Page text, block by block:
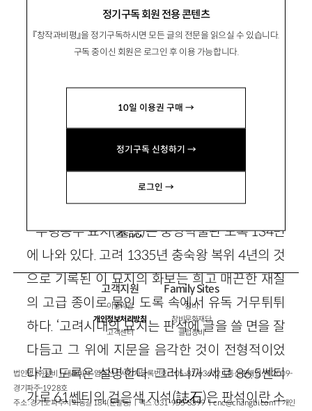
정기구독 회원 전용 콘텐츠
『창작과비평』을 정기구독하시면 모든 글의 전문을 읽으실 수 있습니다.
구독 중이신 회원은 로그인 후 이용 가능합니다.
10일 이용권 구매 →
정기구독 신청하기 →
로그인 →
스밴드를 기다리며』 『그 여자의 자서전』, 장편
『먼길』 『우연』 등이 있음. sunis63@yahoo.co.kr
조동옥, 파비안느
수령옹주 묘지(墓誌)는 중앙박물관 도록 134면
에 나와 있다. 고려 1335년 충숙왕 복위 4년의 것
으로 기록된 이 묘지의 화보는 희고 매끈한 재질
의 고급 종이로 묶인 도록 속에서 유독 거무튀튀
하다. ‘고려시대의 묘지는 판석에 글을 쓸 면을 잘
다듬고 그 위에 지문을 음각한 것이 전형적이었
다’고 도록은 설명한다. 그러니까 세로 86.5쎈티
가로 61쎈티의 검은색 지석(誌石)은 판석이란 소
고객지원
이용약관
개인정보처리방침
고객센터
Family Sites
창비
창비문화재단
클럽창비
법인명 : ㈜창비ㅣ대표이사 : 염종선ㅣ사업자등록번호 : 105-81-63672ㅣ통신판매업 : 제 2009-
경기파주-1928호
주소 : 경기도 파주시 회동길 184(문발동)ㅣ팩스 : 031-955-3399 ㅣcnc@changbi.comㅣ개인